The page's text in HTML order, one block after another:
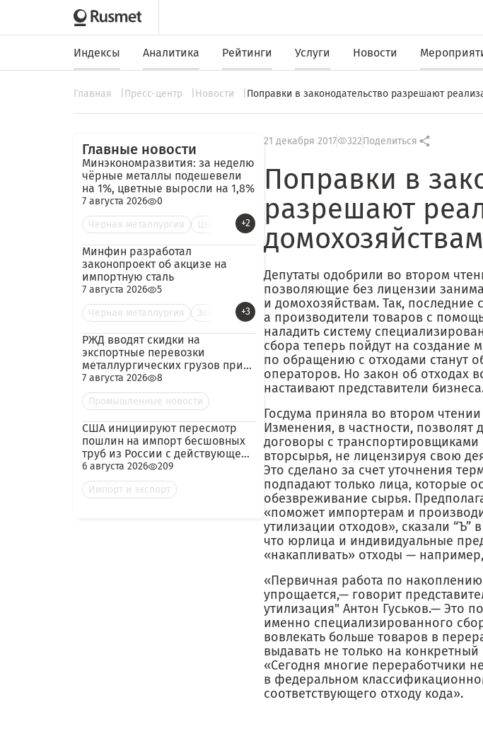
Индексы Аналитика Рейтинги Услуги Новости
Главная Пресс-центр Новости Поправки в законодательство разрешают
Главные новости
Минэкономразвития: за неделю
чёрные металлы подешевели
на 1%, цветные выросли на 1,8%
7 августа 2026
0
Черная металлургия
Цве +2
Минфин разработал
законопроект об акцизе на
импортную сталь
7 августа 2026
5
Черная металлургия
Зак +3
РЖД вводят скидки на
экспортные перевозки
металлургических грузов при
гарантированных объёмах
7 августа 2026
8
Промышленные новости
США инициируют пересмотр
пошлин на импорт бесшовных
труб из России с действующей
ставкой 209,72%
6 августа 2026
209
Импорт и экспорт
21 декабря 2017 322Поделиться
Поправки в
разрешают
Депутаты одобрили во втором
позволяющие без лицензии
и домохозяйствам. Так,
а производители товаров с
наладить систему
сбора теперь пойдут на создание
по обращению с отходами станут
операторов. Но закон об отходах
настаивают представители
Госдума приняла во втором
Изменения, в частности,
договоры с
вторсырья, не лицензируя свою
Это сделано за счет уточнения
подпадают только лица, которые
обезвреживание сырья.
«поможет импортерам и
утилизации отходов», сказали
что юрлица и индивидуальные
«накапливать» отходы —
«Первичная работа по
упрощается,— говорит
утилизация" Антон Гуськов.— Это
именно специализированного
вовлекать больше товаров в
выдавать не только на
«Сегодня многие переработчики
в федеральном
соответствующего отходу кода».